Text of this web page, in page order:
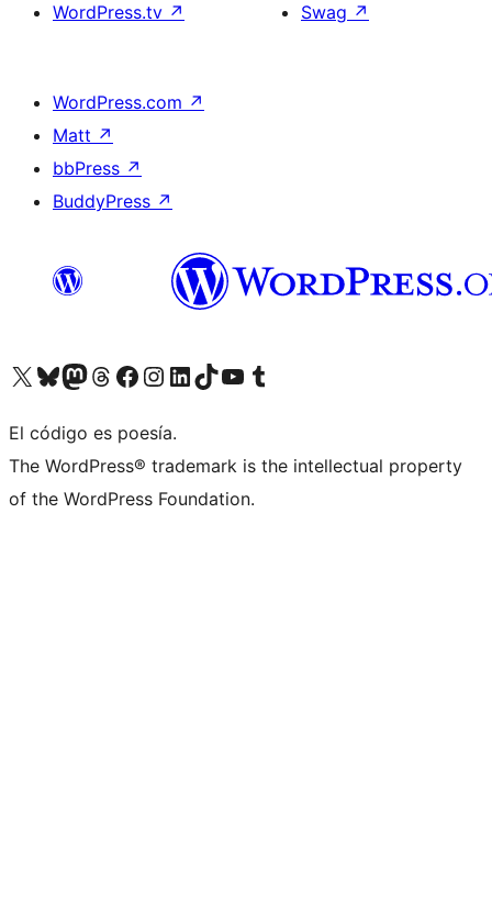
WordPress.tv ↗
Swag ↗
WordPress.com ↗
Matt ↗
bbPress ↗
BuddyPress ↗
Visitá nuestra cuenta de X (anteriormente Twitter)
Visitá nuestra cuenta de Bluesky
Visitá nuestra cuenta de Mastodon
Visitá nuestra cuenta de Threads
Visitá nuestra página de Facebook
Visitá nuestra cuenta de Instagram
Visitá nuestra cuenta de LinkedIn
Visitá nuestra cuenta de TikTok
Visitá nuestro canal de YouTube
Visitá nuestra cuenta de Tumblr
El código es poesía.
The WordPress® trademark is the intellectual property
of the WordPress Foundation.